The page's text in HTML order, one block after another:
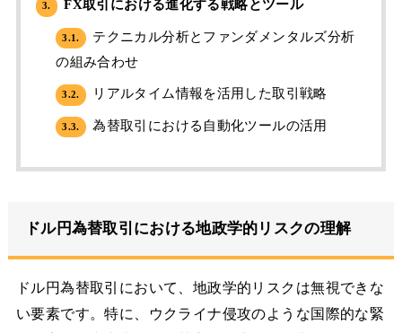
3. FX取引における進化する戦略とツール
3.1.
テクニカル分析とファンダメンタルズ分析
の組み合わせ
3.2. リアルタイム情報を活用した取引戦略
3.3. 為替取引における自動化ツールの活用
ドル円為替取引における地政学的リスクの理解
ドル円為替取引において、地政学的リスクは無視できな
い要素です。特に、ウクライナ侵攻のような国際的な緊